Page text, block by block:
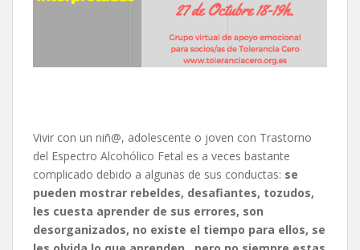
Vivir con un niñ@, adolescente o joven con Trastorno
del Espectro Alcohólico Fetal es a veces bastante
complicado debido a algunas de sus conductas: se
pueden mostrar rebeldes, desafiantes, tozudos,
les cuesta aprender de sus errores, son
desorganizados, no existe el tiempo para ellos, se